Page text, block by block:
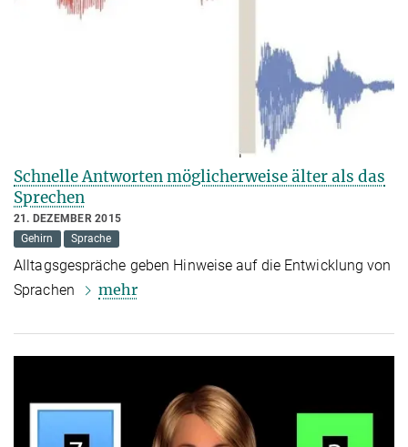
Schnelle Antworten möglicherweise älter als das
Sprechen
21. DEZEMBER 2015
Gehirn
Sprache
Alltagsgespräche geben Hinweise auf die Entwicklung von
Sprachen
mehr